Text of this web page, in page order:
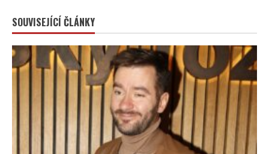
SOUVISEJÍCÍ ČLÁNKY